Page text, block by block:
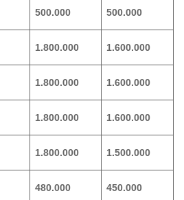
500.000 500.000
1.800.000 1.600.000
1.800.000 1.600.000
1.800.000 1.600.000
1.800.000 1.500.000
480.000 450.000